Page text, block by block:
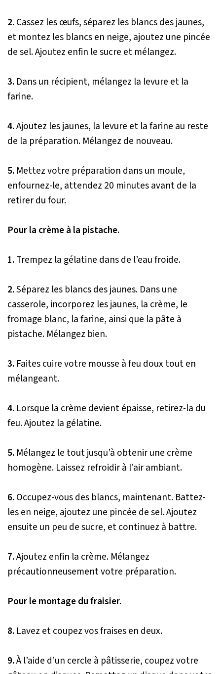
2.Cassez les œufs, séparez les blancs des jaunes,
et montez les blancs en neige, ajoutez une pincée
de sel. Ajoutez enfin le sucre et mélangez.
3. Dans un récipient, mélangez la levure et la
farine.
4.Ajoutez les jaunes, la levure et la farine au reste
de la préparation. Mélangez de nouveau.
5. Mettez votre préparation dans un moule,
enfournez-le, attendez 20 minutes avant de la
retirer du four.
Pour la crème à la pistache.
1.Trempez la gélatine dans de l’eau froide.
2.Séparez les blancs des jaunes. Dans une
casserole, incorporez les jaunes, la crème, le
fromage blanc, la farine, ainsi que la pâte à
pistache. Mélangez bien.
3. Faites cuire votre mousse à feu doux tout en
mélangeant.
4. Lorsque la crème devient épaisse, retirez-la du
feu. Ajoutez la gélatine.
5. Mélangez le tout jusqu’à obtenir une crème
homogène. Laissez refroidir à l’air ambiant.
6.Occupez-vous des blancs, maintenant. Battez-
les en neige, ajoutez une pincée de sel. Ajoutez
ensuite un peu de sucre, et continuez à battre.
7.Ajoutez enfin la crème. Mélangez
précautionneusement votre préparation.
Pour le montage du fraisier.
8. Lavez et coupez vos fraises en deux.
9.À l’aide d’un cercle à pâtisserie, coupez votre